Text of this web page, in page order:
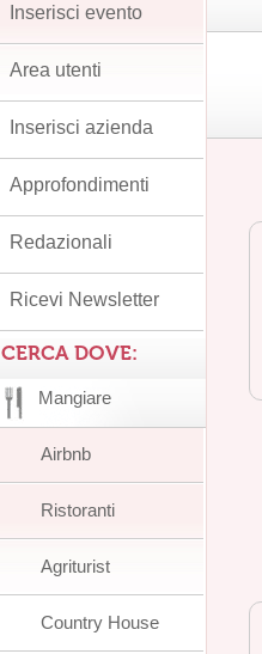
Inserisci evento
Area utenti
Inserisci azienda
Approfondimenti
Redazionali
Ricevi Newsletter
CERCA DOVE:
Mangiare
Airbnb
Ristoranti
Agriturist
Country House